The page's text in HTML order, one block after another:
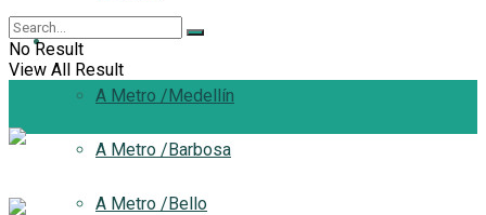
A Metro
A Metro /Medellín
A Metro /Barbosa
A Metro /Bello
No Result
View All Result